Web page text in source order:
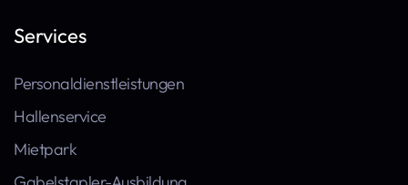
Services
Personaldienstleistungen
Hallenservice
Mietpark